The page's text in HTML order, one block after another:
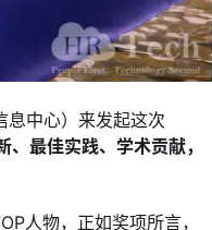
中心）来发起这次
最佳实践、学术贡献，
人物，正如奖项所言，